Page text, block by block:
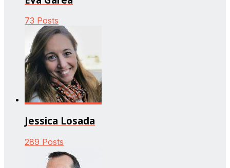
73 Posts
Jessica Losada
289 Posts